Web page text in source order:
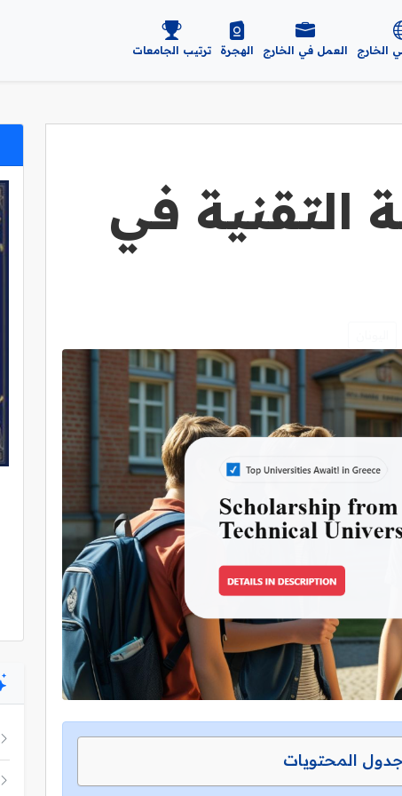
الخارج العمل في الخارج الهجرة ترتيب الجامعات
التقنية في
المحتويات